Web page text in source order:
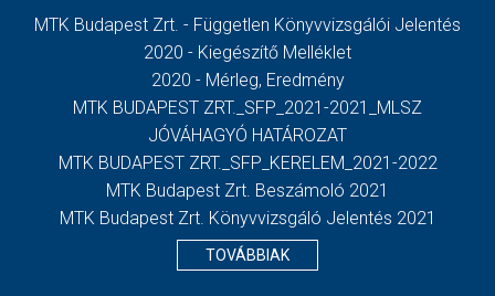
MTK Budapest Zrt. - Független Könyvvizsgálói Jelentés
2020 - Kiegészítő Melléklet
2020 - Mérleg, Eredmény
MTK BUDAPEST ZRT._SFP_2021-2021_MLSZ
JÓVÁHAGYÓ HATÁROZAT
MTK BUDAPEST ZRT._SFP_KERELEM_2021-2022
MTK Budapest Zrt. Beszámoló 2021
MTK Budapest Zrt. Könyvvizsgáló Jelentés 2021
TOVÁBBIAK